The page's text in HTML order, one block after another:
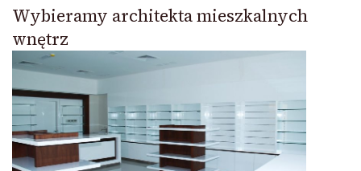
Wybieramy architekta mieszkalnych
wnętrz